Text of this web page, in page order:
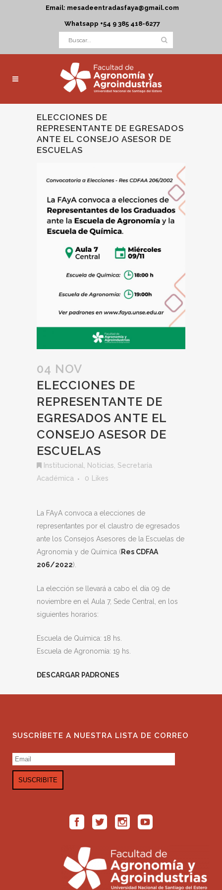
Email: mesadeentradasfaya@gmail.com
Whatsapp +54 9 385 418-6277
ELECCIONES DE
REPRESENTANTE DE EGRESADOS
ANTE EL CONSEJO ASESOR DE
ESCUELAS
04 NOV
ELECCIONES DE
REPRESENTANTE DE
EGRESADOS ANTE EL
CONSEJO ASESOR DE
ESCUELAS
Institucional Noticias Secretaría
Académica
0 Likes
La FAyA convoca a elecciones de
representantes por el claustro de egresados
ante los Consejos Asesores de la Escuelas de
Agronomía y de Química (Res CDFAA
206/2022).
La elección se llevará a cabo el día 09 de
noviembre en el Aula 7, Sede Central, en los
siguientes horarios:
Escuela de Química: 18 hs.
Escuela de Agronomía: 19 hs.
DESCARGAR PADRONES
SUSCRÍBETE A NUESTRA LISTA DE CORREO